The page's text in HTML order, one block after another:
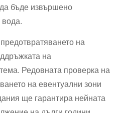
бъде извършено
на
​на
Редовната проверка на
на евентуални зони
ще гарантира нейната